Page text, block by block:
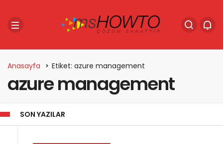
Anasayfa Etiket: azure management
azure management
SON YAZILAR